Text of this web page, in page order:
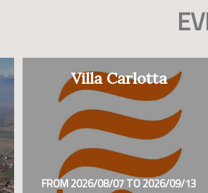
Villa Carlotta
FROM 2026/08/07 TO 2026/09/13